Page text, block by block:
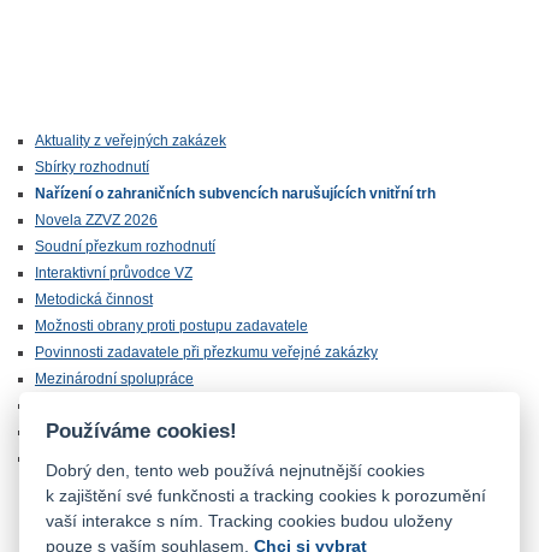
Aktuality z veřejných zakázek
Sbírky rozhodnutí
Nařízení o zahraničních subvencích narušujících vnitřní trh
Novela ZZVZ 2026
Soudní přezkum rozhodnutí
Interaktivní průvodce VZ
Metodická činnost
Možnosti obrany proti postupu zadavatele
Povinnosti zadavatele při přezkumu veřejné zakázky
Mezinárodní spolupráce
Odkazy
Používáme cookies!
Dobrý den, tento web používá nejnutnější cookies
k zajištění své funkčnosti a tracking cookies k porozumění
vaší interakce s ním. Tracking cookies budou uloženy
pouze s vaším souhlasem.Chci si vybrat